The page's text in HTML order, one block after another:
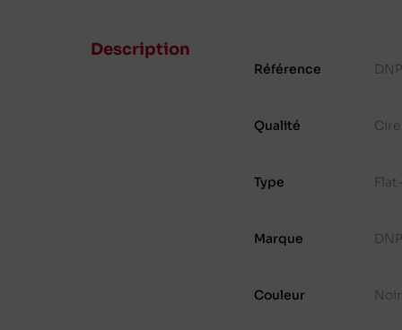
Description
Référence
Qualité Cire
Type
Marque
Couleur Noir